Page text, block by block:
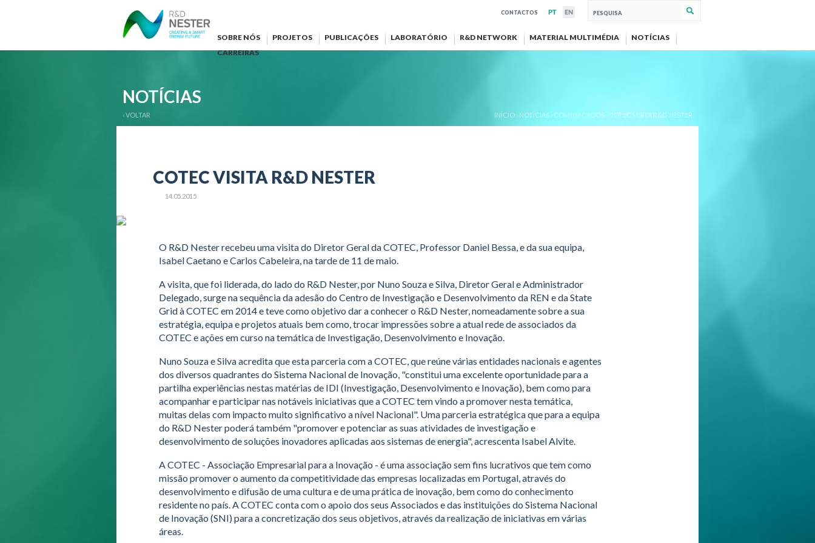
SOBRE NÓS PROJETOS PUBLICAÇÕES LABORATÓRIO R&D NETWORK MATERIAL MULTIMÉDIA
NOTÍCIAS
CARREIRAS
CONTACTOS
NOTÍCIAS
‹ VOLTAR INÍCIO › NOTÍCIAS › COMUNICADOS › COTEC VISITA R&D NESTER
COTEC VISITA R&D NESTER
14.05.2015
O R&D Nester recebeu uma visita do Diretor Geral da COTEC, Professor Daniel Bessa, e da sua equipa,
Isabel Caetano e Carlos Cabeleira, na tarde de 11 de maio.
A visita, que foi liderada, do lado do R&D Nester, por Nuno Souza e Silva, Diretor Geral e Administrador
Delegado, surge na sequência da adesão do Centro de Investigação e Desenvolvimento da REN e da State
Grid à COTEC em 2014 e teve como objetivo dar a conhecer o R&D Nester, nomeadamente sobre a sua
estratégia, equipa e projetos atuais bem como, trocar impressões sobre a atual rede de associados da
COTEC e ações em curso na temática de Investigação, Desenvolvimento e Inovação.
Nuno Souza e Silva acredita que esta parceria com a COTEC, que reúne várias entidades nacionais e agentes
dos diversos quadrantes do Sistema Nacional de Inovação, "constitui uma excelente oportunidade para a
partilha experiências nestas matérias de IDI (Investigação, Desenvolvimento e Inovação), bem como para
acompanhar e participar nas notáveis iniciativas que a COTEC tem vindo a promover nesta temática,
muitas delas com impacto muito significativo a nível Nacional". Uma parceria estratégica que para a equipa
do R&D Nester poderá também "promover e potenciar as suas atividades de investigação e
desenvolvimento de soluções inovadores aplicadas aos sistemas de energia", acrescenta Isabel Alvite.
A COTEC - Associação Empresarial para a Inovação - é uma associação sem fins lucrativos que tem como
missão promover o aumento da competitividade das empresas localizadas em Portugal, através do
desenvolvimento e difusão de uma cultura e de uma prática de inovação, bem como do conhecimento
residente no país. A COTEC conta com o apoio dos seus Associados e das instituições do Sistema Nacional
de Inovação (SNI) para a concretização dos seus objetivos, através da realização de iniciativas em várias
áreas.